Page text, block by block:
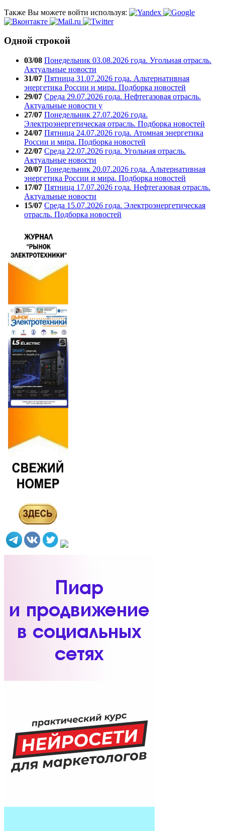
Также Вы можете войти используя:
Одной строкой
03/08 Понедельник 03.08.2026 года. Угольная отрасль.
Актуальные новости
31/07 Пятница 31.07.2026 года. Альтернативная
энергетика России и мира. Подборка новостей
29/07 Среда 29.07.2026 года. Нефтегазовая отрасль.
Актуальные новости у
27/07 Понедельник 27.07.2026 года.
Электроэнергетическая отрасль. Подборка новостей
24/07 Пятница 24.07.2026 года. Атомная энергетика
России и мира. Подборка новостей
22/07 Среда 22.07.2026 года. Угольная отрасль.
Актуальные новости
20/07 Понедельник 20.07.2026 года. Альтернативная
энергетика России и мира. Подборка новостей
17/07 Пятница 17.07.2026 года. Нефтегазовая отрасль.
Актуальные новости
15/07 Среда 15.07.2026 года. Электроэнергетическая
отрасль. Подборка новостей